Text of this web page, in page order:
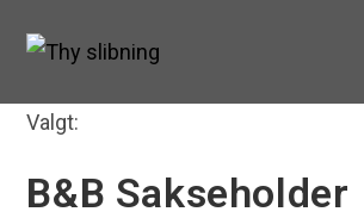
Valgt:
B&B Sakseholder